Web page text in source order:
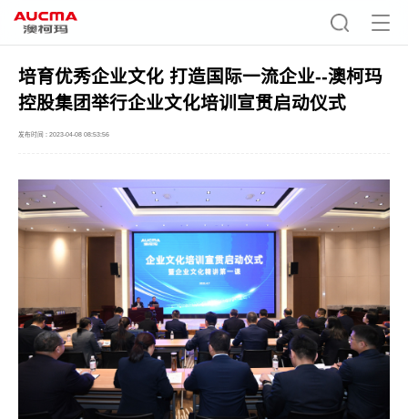
培育优秀企业文化 打造国际一流企业--澳柯玛
控股集团举行企业文化培训宣贯启动仪式
发布时间 : 2023-04-08 08:53:56